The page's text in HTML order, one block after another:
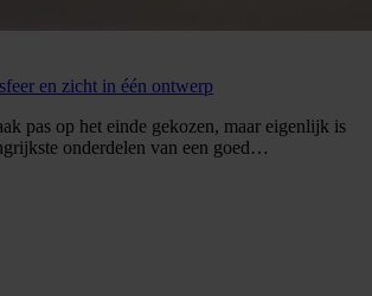
en zicht in één ontwerp
pas op het einde gekozen, maar eigenlijk is
onderdelen van een goed…